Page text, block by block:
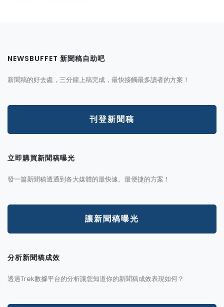
NEWSBUFFET 新聞稿自助吧
新聞稿的好去處，三分鐘上稿完成，最快接觸最多讀者的方案！
刊登新聞稿
立即購買新聞稿曝光
發一篇新聞稿透通到各大媒體的最快速、最便捷的方案！
讓新聞稿曝光
分析新聞稿成效
透過Trek數據平台的分析讓您知道你的新聞稿成效表現如何？